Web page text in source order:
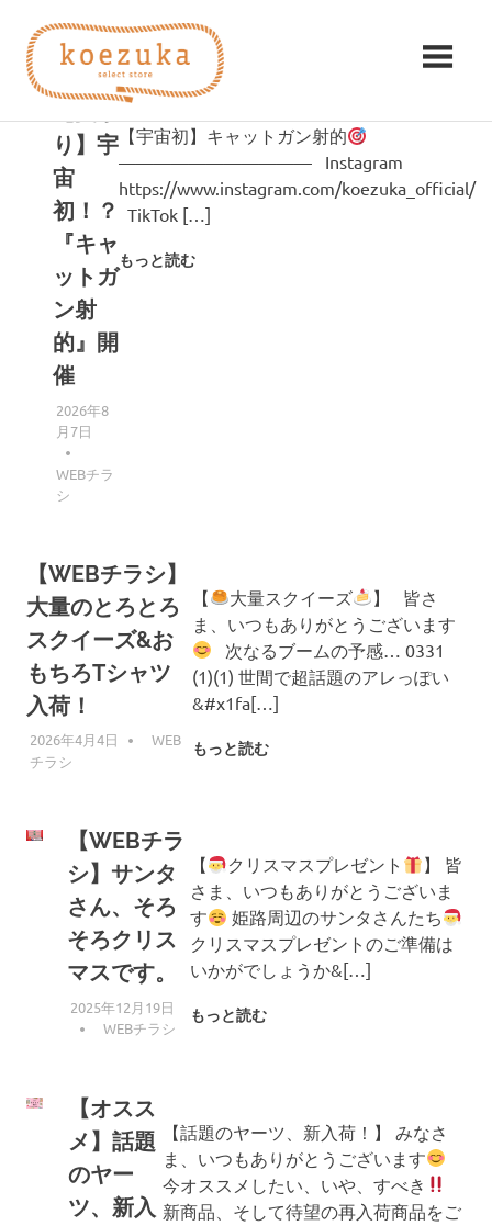
ツ
koezuka（こ
づ
か）
セ。
タグ: キャラクター
り】宇
宙
初！？
『キャ
ットガ
ン射
的』開
催
2026年8
月7日
WEBチラ
シ
【宇宙初】キャットガン射的
——————————— Instagram
https://www.instagram.com/koezuka_official/
TikTok […]
もっと読む
【WEBチラシ】
大量のとろとろ
スクイーズ&お
もちろTシャツ
入荷！
2026年4月4日 編集者
WEB
チラシ
【 大量スクイーズ
】 皆さ
ま、いつもありがとうございます
次なるブームの予感… 0331
(1)(1) 世間で超話題のアレっぽい
&#x1fa[…]
もっと読む
【WEBチラ
シ】サンタ
さん、そろ
そろクリス
マスです。
2025年12月19日
編集者
WEBチラシ
【 クリスマスプレゼント
】 皆
さま、いつもありがとうございま
す
姫路周辺のサンタさんたち
クリスマスプレゼントのご準備は
いかがでしょうか&[…]
もっと読む
【オスス
メ】話題
のヤー
ツ、新入
【話題のヤーツ、新入荷！】 みなさ
ま、いつもありがとうございます
今オススメしたい、いや、すべき
新商品、そして待望の再入荷商品をご